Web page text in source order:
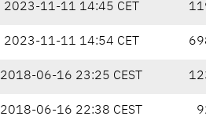
2023-11-11 14:45 CET
2023-11-11 14:54 CET
2018-06-16 23:25 CEST
2018-06-16 22:38 CEST